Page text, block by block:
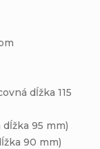
dĺžka 115
95 mm)
90 mm)